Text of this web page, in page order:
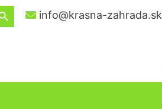
Button
info@krasna-zahrada.sk